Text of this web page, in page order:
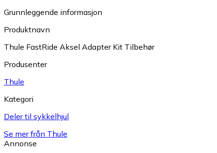
Grunnleggende informasjon
Produktnavn
Thule FastRide Aksel Adapter Kit Tilbehør
Produsenter
Thule
Kategori
Deler til sykkelhjul
Se mer från Thule
Annonse